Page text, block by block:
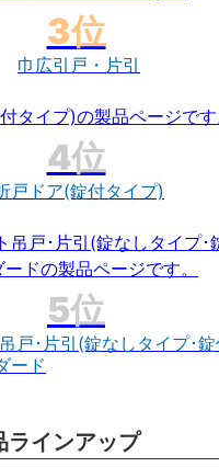
巾広引戸・片引
戸ドア(錠付タイプ)
戸･片引(錠なしタイプ･錠
ード
ラインアップ